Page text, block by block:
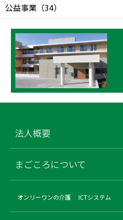
公益事業 （34）
法人概要
まごころについて
オンリーワンの介護 ICTシステム